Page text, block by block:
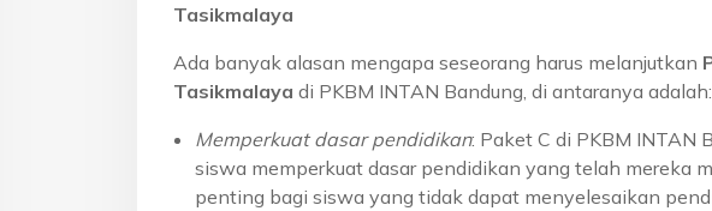
Tasikmalaya
Ada banyak alasan mengapa seseorang harus melanjutkan
Tasikmalaya di PKBM INTAN Bandung, di antaranya adalah:
Memperkuat dasar pendidikan: Paket C di PKBM INTAN
siswa memperkuat dasar pendidikan yang telah mereka
penting bagi siswa yang tidak dapat menyelesaikan